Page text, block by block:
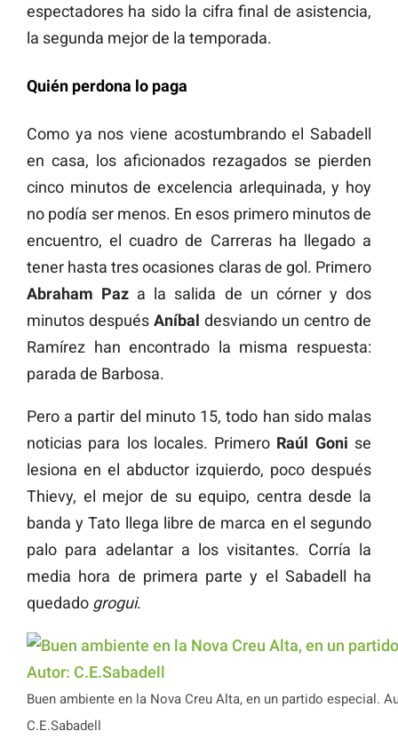
espectadores ha sido la cifra final de asistencia,
la segunda mejor de la temporada.
Quién perdona lo paga
Como ya nos viene acostumbrando el Sabadell
en casa, los aficionados rezagados se pierden
cinco minutos de excelencia arlequinada, y hoy
no podía ser menos. En esos primero minutos de
encuentro, el cuadro de Carreras ha llegado a
tener hasta tres ocasiones claras de gol. Primero
Abraham Paz a la salida de un córner y dos
minutos después Aníbal desviando un centro de
Ramírez han encontrado la misma respuesta:
parada de Barbosa.
Pero a partir del minuto 15, todo han sido malas
noticias para los locales. Primero Raúl Goni se
lesiona en el abductor izquierdo, poco después
Thievy, el mejor de su equipo, centra desde la
banda y Tato llega libre de marca en el segundo
palo para adelantar a los visitantes. Corría la
media hora de primera parte y el Sabadell ha
quedado grogui.
Buen ambiente en la Nova Creu Alta, en un partido especial.
C.E.Sabadell